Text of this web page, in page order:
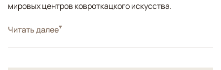
мировых центров ковроткацкого искусства.
СтильКлассические
Читать далее